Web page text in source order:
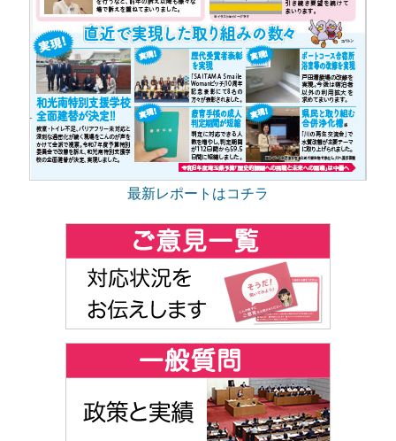
最新レポートはコチラ